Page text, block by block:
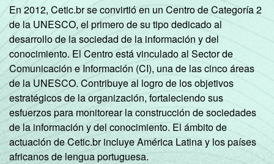
Mais de 2
SM até 3 SM
97
Mais de 3
SM
99 1
Não tem
renda
100 0
Não sabe 98 2
En 2012, Cetic.br se convirtió en un Centro de Categoría 2
de la UNESCO, el primero de su tipo dedicado al
desarrollo de la sociedad de la información y del
conocimiento. El Centro está vinculado al Sector de
Comunicación e Información (CI), una de las cinco áreas
de la UNESCO. Contribuye al logro de los objetivos
estratégicos de la organización, fortaleciendo sus
esfuerzos para monitorear la construcción de sociedades
de la información y del conocimiento. El ámbito de
actuación de Cetic.br incluye América Latina y los países
africanos de lengua portuguesa.